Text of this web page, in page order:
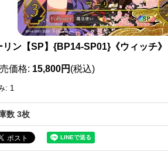
リン【SP】{BP14-SP01}《ウィッチ》
価格: 15,800円 (税込)
: 1
数 3枚